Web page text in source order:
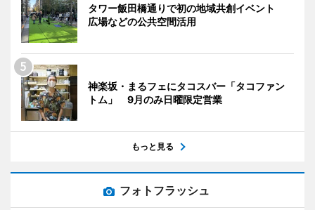
タワー飯田橋通りで初の地域共創イベント
広場などの公共空間活用
神楽坂・まるフェにタコスバー「タコファン
トム」 9月のみ日曜限定営業
もっと見る
フォトフラッシュ